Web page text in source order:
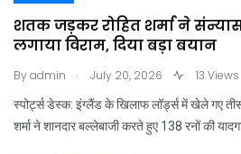
शतक जड़कर रोहित शर्मा ने
लगाया विराम, दिया बड़ा बयान
Byadmin . July 20, 2026 13 Views
स्पोर्ट्स डेस्क: इंग्लैंड के खिलाफ लॉर्ड्स में खेले गए
शर्मा ने शानदार बल्लेबाजी करते हुए 138 रनों की